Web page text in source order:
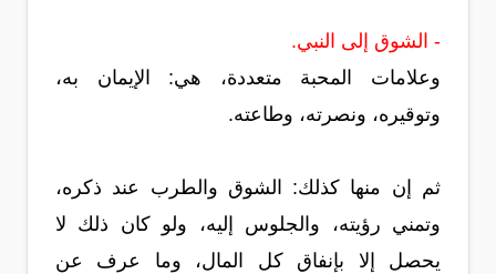
- الشوق إلى النبي.
وعلامات المحبة متعددة، هي: الإيمان به،
وتوقيره، ونصرته، وطاعته.
ثم إن منها كذلك: الشوق والطرب عند ذكره،
وتمني رؤيته، والجلوس إليه، ولو كان ذلك لا
يحصل إلا بإنفاق كل المال، وما عرف عن